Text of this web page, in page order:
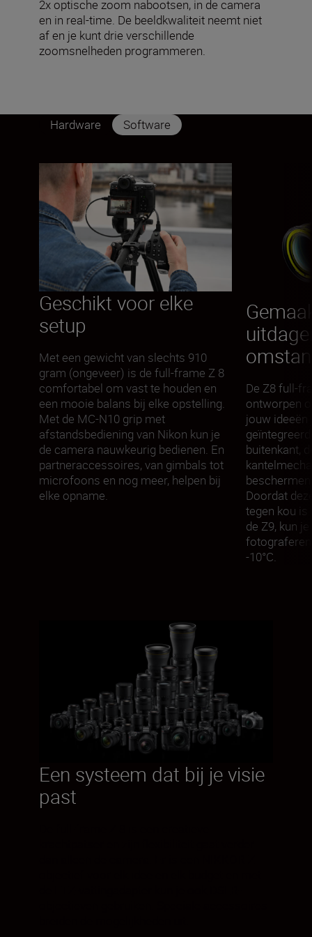
2x optische zoom nabootsen, in de camera
en in real-time. De beeldkwaliteit neemt niet
af en je kunt drie verschillende
zoomsnelheden programmeren.
Hardware Software
Geschikt voor elke
setup
Met een gewicht van slechts 910
gram (ongeveer) is de full-frame Z 8
comfortabel om vast te houden en
een mooie balans bij elke opstelling.
Met de MC-N10 grip met
afstandsbediening van Nikon kun je
de camera nauwkeurig bedienen. En
partneraccessoires, van gimbals tot
microfoons en nog meer, helpen bij
elke opname.
De Z8 full-
ontworpen
jouw ideeën
buitenkant,
Doordat
tegen kou is
de Z9, kun
-10°C.
Een systeem dat bij je visie
past